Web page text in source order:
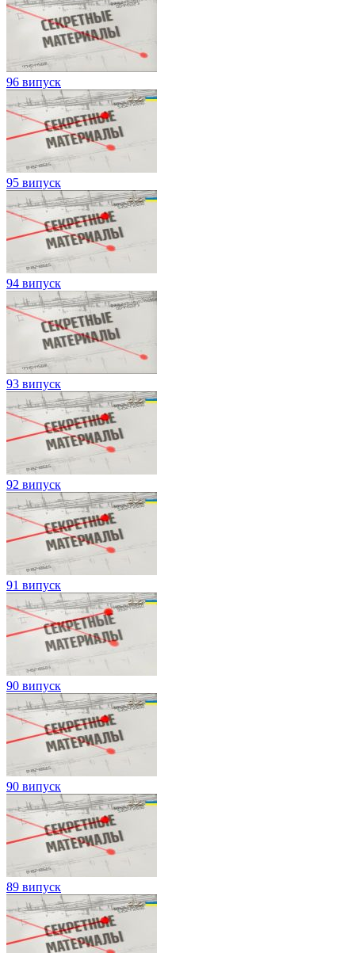
96 випуск
95 випуск
94 випуск
93 випуск
92 випуск
91 випуск
90 випуск
90 випуск
89 випуск